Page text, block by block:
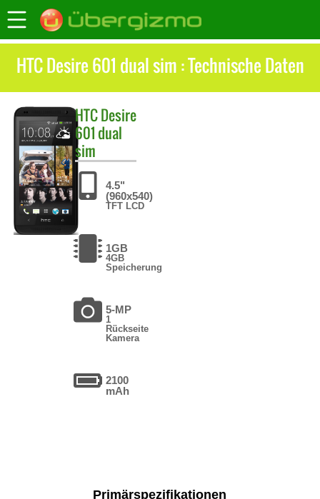
HTC Desire 601 dual sim : Technische Daten
HTCDesire
601 dual
sim
4.5"
(960x540)
TFT LCD
1GB
4GB
Speicherung
5-MP
1
Rückseite
Kamera
2100
mAh
Primärspezifikationen